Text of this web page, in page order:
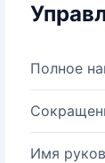
Полное
Имя